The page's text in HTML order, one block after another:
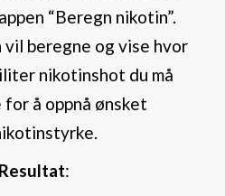
“Beregn nikotin”.
beregne og vise hvor
nikotinshot du må
å oppnå ønsket
Resultat: